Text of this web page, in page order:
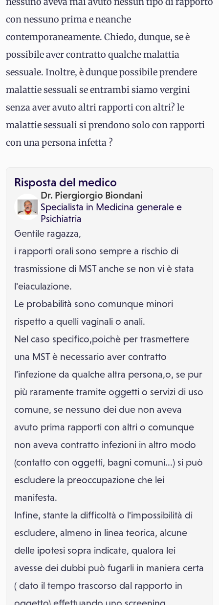
con nessuno prima e neanche
contemporaneamente. Chiedo, dunque, se è
possibile aver contratto qualche malattia
sessuale. Inoltre, è dunque possibile prendere
malattie sessuali se entrambi siamo vergini
senza aver avuto altri rapporti con altri? le
malattie sessuali si prendono solo con rapporti
con una persona infetta ?
Risposta del medico
Dr. Piergiorgio Biondani
Specialista in Medicina generale e
Psichiatria
Gentile ragazza,
i rapporti orali sono sempre a rischio di
trasmissione di MST anche se non vi è stata
l'eiaculazione.
Le probabilità sono comunque minori
rispetto a quelli vaginali o anali.
Nel caso specifico,poichè per trasmettere
una MST è necessario aver contratto
l'infezione da qualche altra persona,o, se pur
più raramente tramite oggetti o servizi di uso
comune, se nessuno dei due non aveva
avuto prima rapporti con altri o comunque
non aveva contratto infezioni in altro modo
(contatto con oggetti, bagni comuni...) si può
escludere la preoccupazione che lei
manifesta.
Infine, stante la difficoltà o l'impossibilità di
escludere, almeno in linea teorica, alcune
delle ipotesi sopra indicate, qualora lei
avesse dei dubbi può fugarli in maniera certa
( dato il tempo trascorso dal rapporto in